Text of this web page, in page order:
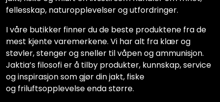
fellesskap, naturopplevelser og utfordringer.
I våre butikker finner du de beste produktene fra de
mest kjente varemerkene. Vi har alt fra klær og
støvler, stenger og sneller til våpen og ammunisjon.
Jaktia’s filosofi er å tilby produkter, kunnskap, service
og inspirasjon som gjør din jakt, fiske
og friluftsopplevelse enda større.